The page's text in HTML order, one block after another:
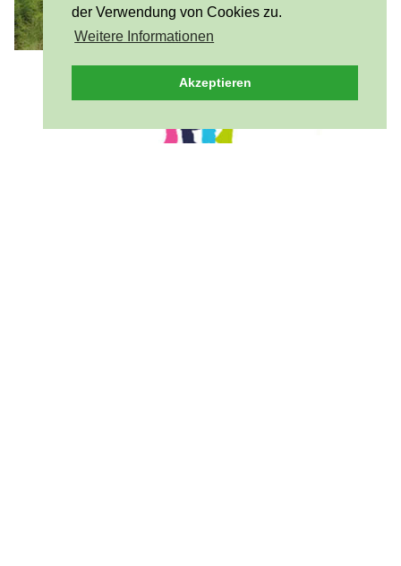
der Verwendung von Cookies zu.
Weitere Informationen
Akzeptieren